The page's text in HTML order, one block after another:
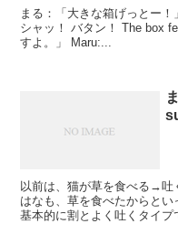
まる：「大きな箱げっとー！」 Maru: はな：「えー
シャッ！ バタン！ The box fell down! まる：「あいつはまだまだで
すよ。」 Maru:...
以前は、猫が草を食べる→
はなも、草を食べたからといって
基本的に割とよく吐くタイプ